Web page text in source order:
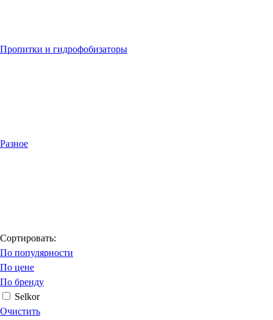
Пропитки и гидрофобизаторы
Разное
Сортировать:
По популярности
По цене
По бренду
Selkor
Очистить